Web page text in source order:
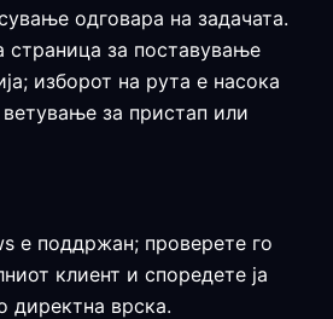
одговара на задачата.
страница за поставување
изборот на рута е насока
за пристап или
е поддржан; проверете го
клиент и споредете ја
директна врска.